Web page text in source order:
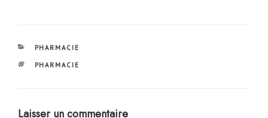
CATÉGORIES
PHARMACIE
ÉTIQUETTES
PHARMACIE
Laisser un commentaire